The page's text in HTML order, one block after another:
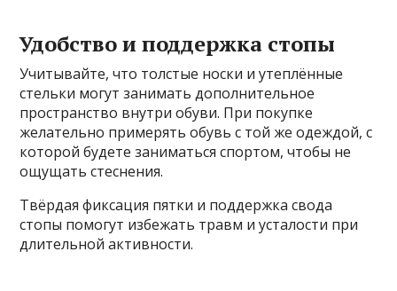
Удобство и поддержка стопы
Учитывайте, что толстые носки и утеплённые
стельки могут занимать дополнительное
пространство внутри обуви. При покупке
желательно примерять обувь с той же одеждой, с
которой будете заниматься спортом, чтобы не
ощущать стеснения.
Твёрдая фиксация пятки и поддержка свода
стопы помогут избежать травм и усталости при
длительной активности.